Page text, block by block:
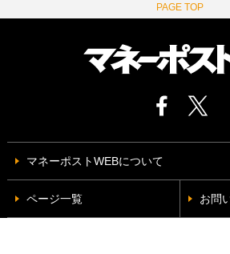
PAGE TOP
マネーポストWEBについて
ページ一覧 お問